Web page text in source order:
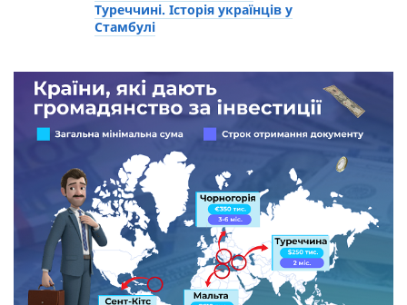
Туреччині. Історія українців у
Стамбулі